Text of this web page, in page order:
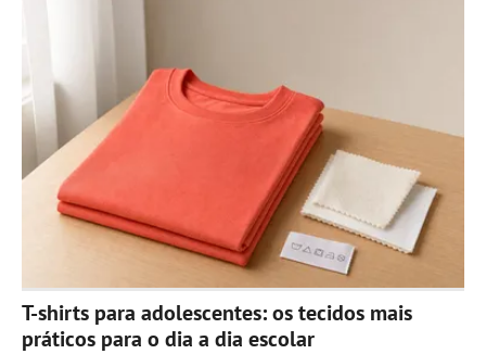
T-shirts para adolescentes: os tecidos mais
práticos para o dia a dia escolar